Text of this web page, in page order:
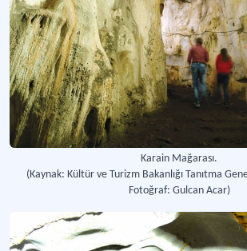
Karain Mağarası.
(Kaynak: Kültür ve Turizm Bakanlığı Tanıtma
Fotoğraf: Gulcan Acar)